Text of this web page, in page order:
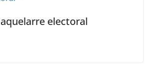
electoral